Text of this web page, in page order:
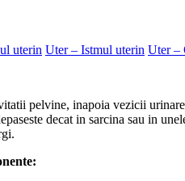
uterin Uter – Istmul uterin Uter –
pelvine, inapoia vezicii
decat in sarcina sau in